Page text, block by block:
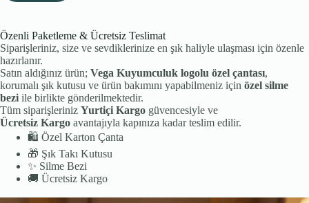
Özenli Paketleme & Ücretsiz Teslimat
Siparişleriniz, size ve sevdiklerinize en şık haliyle ulaşması için özenle
hazırlanır.
Satın aldığınız ürün; Vega Kuyumculuk logolu özel çantası,
korumalı şık kutusu ve ürün bakımını yapabilmeniz için özel silme
bezi ile birlikte gönderilmektedir.
Tüm siparişleriniz Yurtiçi Kargo güvencesiyle ve
Ücretsiz Kargo avantajıyla kapınıza kadar teslim edilir.
🛍️ Özel Karton Çanta
🎁 Şık Takı Kutusu
✨ Silme Bezi
🚚 Ücretsiz Kargo